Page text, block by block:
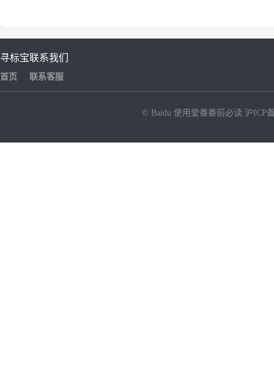
寻标宝
首页
联系我们
联系客服
© Baidu 使用爱番番前必读 沪ICP